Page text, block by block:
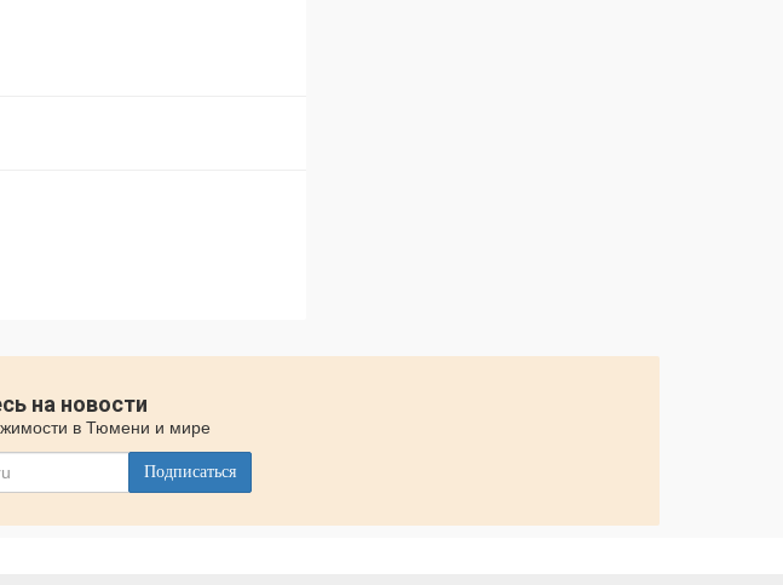
на новости
в Тюмени и мире
Подписаться